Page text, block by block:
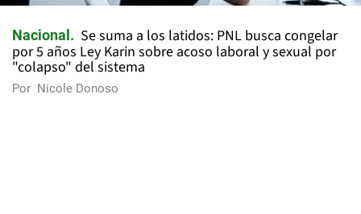
Nacional
Se suma a los latidos: PNL busca congelar
por 5 años Ley Karin sobre acoso laboral y sexual por
"colapso" del sistema
Por Nicole Donoso